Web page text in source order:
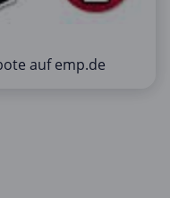
auf emp.de